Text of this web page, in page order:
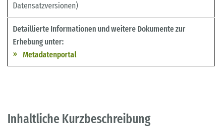
Datensatzversionen)
Detaillierte Informationen und weitere Dokumente zur
Erhebung unter:
Metadatenportal
Inhaltliche Kurzbeschreibung